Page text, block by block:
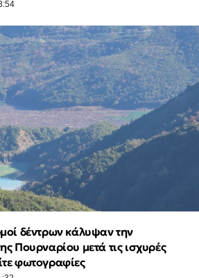
δέντρων κάλυψαν την
Πουρναρίου μετά τις ισχυρές
φωτογραφίες